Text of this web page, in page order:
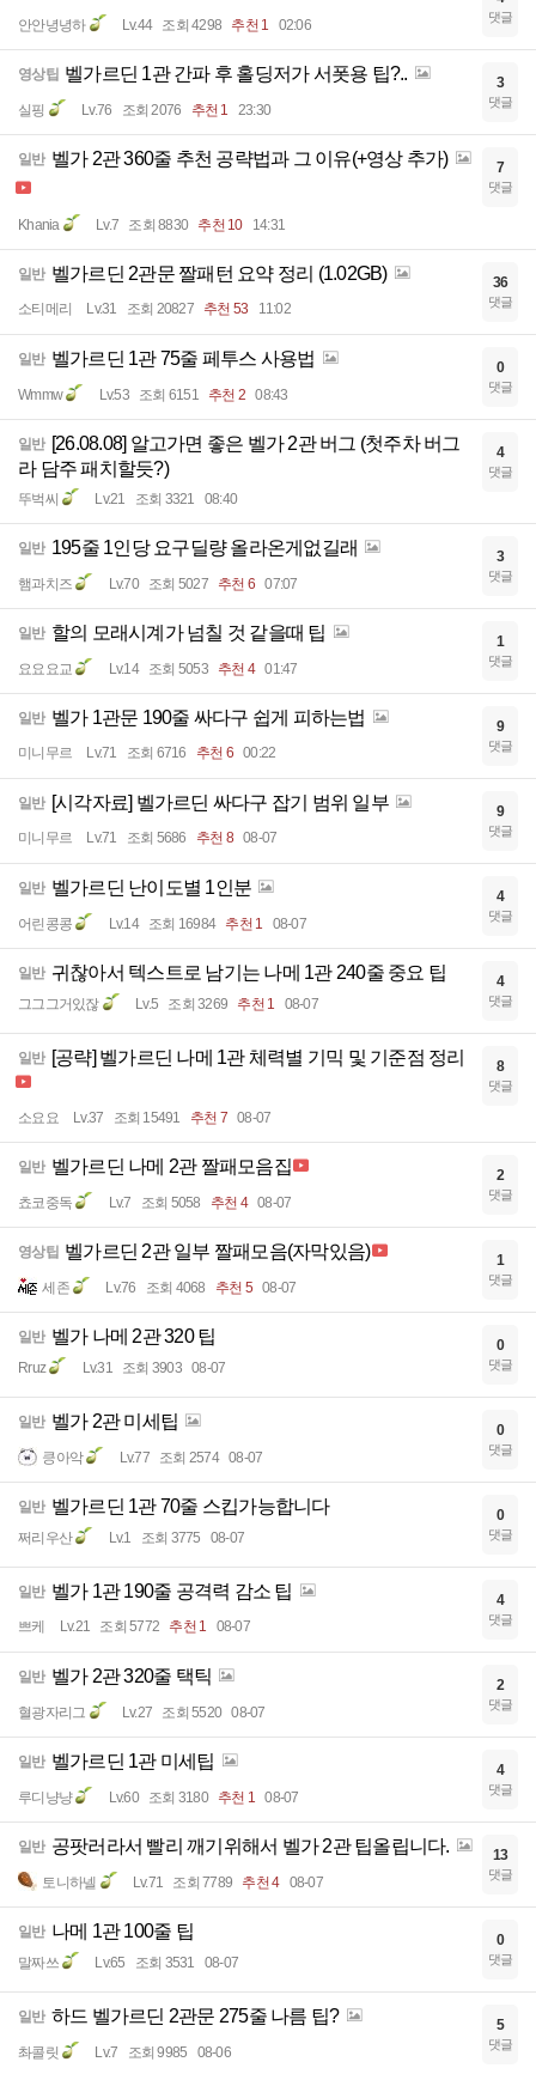
안안녕녕하 Lv.44 조회 4298 추천 1 02:06 댓글
영상팁 벨가르딘 1관 간파 후 홀딩저가 서폿용 팁?..
실핑 Lv.76 조회 2076 추천 1 23:30
3
댓글
일반 벨가 2관 360줄 추천 공략법과 그 이유(+영상 추가)
Khania Lv.7 조회 8830 추천 10 14:31
7
댓글
일반 벨가르딘 2관문 짤패턴 요약 정리 (1.02GB)
소티메리 Lv.31 조회 20827 추천 53 11:02
36
댓글
일반 벨가르딘 1관 75줄 페투스 사용법
Wmmw Lv.53 조회 6151 추천 2 08:43
0
댓글
일반 [26.08.08] 알고가면 좋은 벨가 2관 버그 (첫주차 버그
라 담주 패치할듯?)
뚜벅씨 Lv.21 조회 3321 08:40
4
댓글
일반 195줄 1인당 요구딜량 올라온게없길래
햄과치즈 Lv.70 조회 5027 추천 6 07:07
3
댓글
일반 할의 모래시계가 넘칠 것 같을때 팁
요요요교 Lv.14 조회 5053 추천 4 01:47
1
댓글
일반 벨가 1관문 190줄 싸다구 쉽게 피하는법
미니무르 Lv.71 조회 6716 추천 6 00:22
9
댓글
일반 [시각자료] 벨가르딘 싸다구 잡기 범위 일부
미니무르 Lv.71 조회 5686 추천 8 08-07
9
댓글
일반 벨가르딘 난이도별 1인분
어린콩콩 Lv.14 조회 16984 추천 1 08-07
4
댓글
일반 귀찮아서 텍스트로 남기는 나메 1관 240줄 중요 팁
그그그거있잖 Lv.5 조회 3269 추천 1 08-07
4
댓글
일반 [공략] 벨가르딘 나메 1관 체력별 기믹 및 기준점 정리
소요요 Lv.37 조회 15491 추천 7 08-07
8
댓글
일반 벨가르딘 나메 2관 짤패모음집
쵸코중독 Lv.7 조회 5058 추천 4 08-07
2
댓글
영상팁 벨가르딘 2관 일부 짤패모음(자막있음)
세존 Lv.76 조회 4068 추천 5 08-07
1
댓글
일반 벨가 나메 2관 320 팁
Rruz Lv.31 조회 3903 08-07
0
댓글
일반 벨가 2관 미세팁
킁아악 Lv.77 조회 2574 08-07
0
댓글
일반 벨가르딘 1관 70줄 스킵가능합니다
쩌리우산 Lv.1 조회 3775 08-07
0
댓글
일반 벨가 1관 190줄 공격력 감소 팁
쁘케 Lv.21 조회 5772 추천 1 08-07
4
댓글
일반 벨가 2관 320줄 택틱
혈광자리그 Lv.27 조회 5520 08-07
2
댓글
일반 벨가르딘 1관 미세팁
루디냥냥 Lv.60 조회 3180 추천 1 08-07
4
댓글
일반 공팟러라서 빨리 깨기위해서 벨가 2관 팁올립니다.
토니하넬 Lv.71 조회 7789 추천 4 08-07
13
댓글
일반 나메 1관 100줄 팁
말짜쓰 Lv.65 조회 3531 08-07
0
댓글
일반 하드 벨가르딘 2관문 275줄 나름 팁?
촤콜릿 Lv.7 조회 9985 08-06
5
댓글